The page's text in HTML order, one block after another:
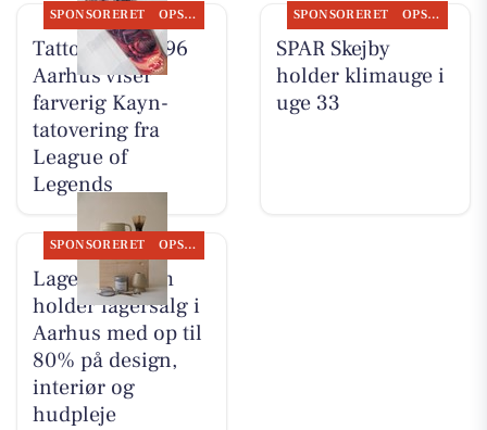
SPONSORERET OPSLAGSTAVLEN
Tattoo Studio 96
Aarhus viser
farverig Kayn-
tatovering fra
League of
Legends
SPONSORERET OPSLAGSTAVLEN
SPAR Skejby
holder klimauge i
uge 33
SPONSORERET OPSLAGSTAVLEN
Lagersalg.com
holder lagersalg i
Aarhus med op til
80% på design,
interiør og
hudpleje